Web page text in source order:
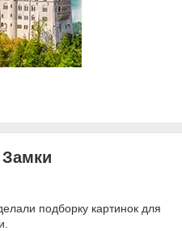
подборку картинок для